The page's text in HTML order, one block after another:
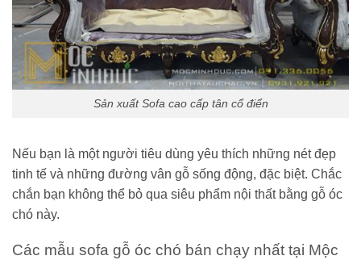
Sản xuất Sofa cao cấp tân cổ điển
Nếu bạn là một người tiêu dùng yêu thích những nét đẹp
tinh tế và những đường vân gỗ sống động, đặc biệt. Chắc
chắn bạn không thể bỏ qua siêu phẩm nội thất bằng gỗ óc
chó này.
Các mẫu sofa gỗ óc chó bán chạy nhất tại Mộc